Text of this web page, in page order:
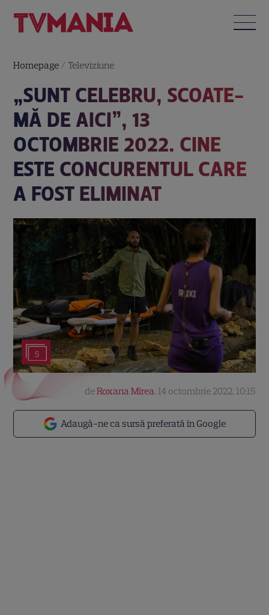
Homepage / Televiziune
„SUNT CELEBRU, SCOATE-
MĂ DE AICI”, 13
OCTOMBRIE 2022. CINE
ESTE CONCURENTUL CARE
A FOST ELIMINAT
5
Adaugă-ne ca sursă preferată în Google
deRoxana Mirea, 14 octombrie 2022, 10:15